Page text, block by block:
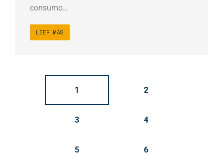
consumo…
LEER MÁS
1 2
3 4
5 6